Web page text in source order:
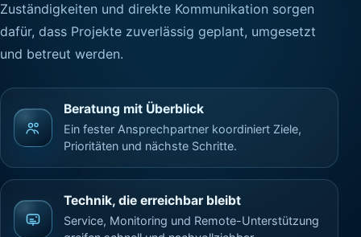
Zuständigkeiten und direkte Kommunikation sorgen
dafür, dass Projekte zuverlässig geplant, umgesetzt
und betreut werden.
Beratung mit Überblick
Ein fester Ansprechpartner koordiniert Ziele,
Prioritäten und nächste Schritte.
Technik, die erreichbar bleibt
Service, Monitoring und Remote-Unterstützung